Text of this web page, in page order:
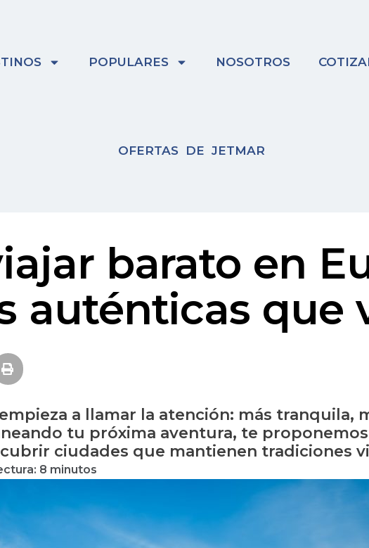
POPULARES NOSOTROS
OFERTAS DE JETMAR
barato en
auténticas que
a llamar la atención: más tranquila,
tu próxima aventura, te
ciudades que mantienen tradiciones
8 minutos